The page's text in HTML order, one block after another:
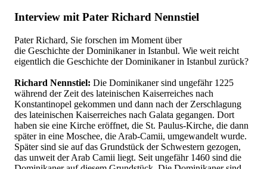
Interview mit Pater Richard Nennstiel
Pater Richard, Sie forschen im Moment über
die Geschichte der Dominikaner in Istanbul. Wie weit reicht
eigentlich die Geschichte der Dominikaner in Istanbul zurück?
Richard Nennstiel: Die Dominikaner sind ungefähr 1225
während der Zeit des lateinischen Kaiserreiches nach
Konstantinopel gekommen und dann nach der Zerschlagung
des lateinischen Kaiserreiches nach Galata gegangen. Dort
haben sie eine Kirche eröffnet, die St. Paulus-Kirche, die dann
später in eine Moschee, die Arab-Camii, umgewandelt wurde.
Später sind sie auf das Grundstück der Schwestern gezogen,
das unweit der Arab Camii liegt. Seit ungefähr 1460 sind die